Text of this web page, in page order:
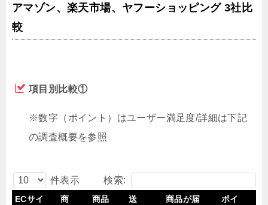
アマゾン、楽天市場、ヤフーショッピング 3社比
較
項目別比較①
※数字（ポイント）はユーザー満足度/詳細は下記
の調査概要を参照
件表示 検索:
ECサイ 商 商品 送 商品が届 ポイ